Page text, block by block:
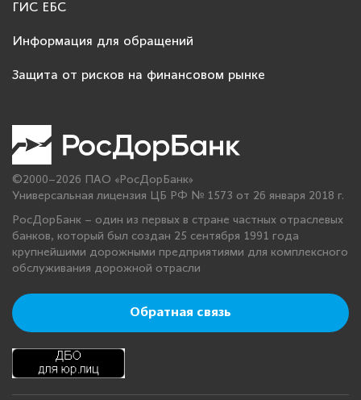
ГИС ЕБС
Информация для обращений
Защита от рисков на финансовом рынке
©2000–2026 ПАО «РосДорБанк»
Универсальная лицензия ЦБ РФ № 1573 от 26 января 2018 г.
РосДорБанк – один из первых в стране частных отраслевых
банков, который был создан 25 сентября 1991 года
крупнейшими дорожными предприятиями для комплексного
обслуживания дорожной отрасли
Обратная связь